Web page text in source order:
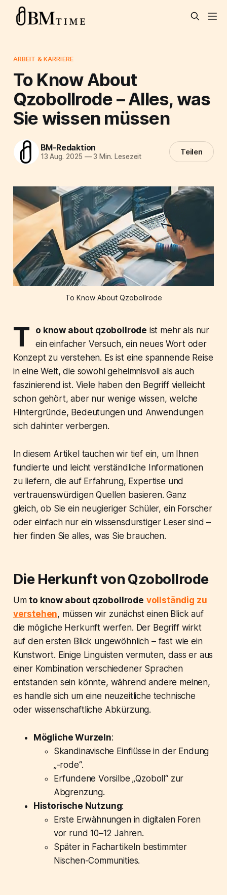
ARBEIT & KARRIERE
To Know About
Qzobollrode – Alles, was
Sie wissen müssen
BM-Redaktion
13 Aug. 2025 —3 Min. Lesezeit Teilen
To Know About Qzobollrode
T o know about qzobollrode ist mehr als nur
ein einfacher Versuch, ein neues Wort oder
Konzept zu verstehen. Es ist eine spannende Reise
in eine Welt, die sowohl geheimnisvoll als auch
faszinierend ist. Viele haben den Begriff vielleicht
schon gehört, aber nur wenige wissen, welche
Hintergründe, Bedeutungen und Anwendungen
sich dahinter verbergen.
In diesem Artikel tauchen wir tief ein, um Ihnen
fundierte und leicht verständliche Informationen
zu liefern, die auf Erfahrung, Expertise und
vertrauenswürdigen Quellen basieren. Ganz
gleich, ob Sie ein neugieriger Schüler, ein Forscher
oder einfach nur ein wissensdurstiger Leser sind –
hier finden Sie alles, was Sie brauchen.
Die Herkunft von Qzobollrode
Umto know about qzobollrode vollständig zu
verstehen, müssen wir zunächst einen Blick auf
die mögliche Herkunft werfen. Der Begriff wirkt
auf den ersten Blick ungewöhnlich – fast wie ein
Kunstwort. Einige Linguisten vermuten, dass er aus
einer Kombination verschiedener Sprachen
entstanden sein könnte, während andere meinen,
es handle sich um eine neuzeitliche technische
oder wissenschaftliche Abkürzung.
Mögliche Wurzeln:
Skandinavische Einflüsse in der Endung
„-rode“.
Erfundene Vorsilbe „Qzoboll“ zur
Abgrenzung.
Historische Nutzung:
Erste Erwähnungen in digitalen Foren
vor rund 10–12 Jahren.
Später in Fachartikeln bestimmter
Nischen-Communities.